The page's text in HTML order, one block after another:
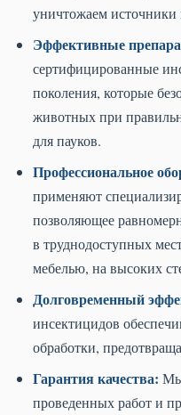
уничтожаем
Эффективные
сертифицированные
поколения, которые
животных при
для пауков.
Профессиональное
применяют
позволяющее
в труднодоступных
мебелью, на высоких
Долговременный
инсектицидов
обработки,
Гарантия качества: Мы
проведенных работ и